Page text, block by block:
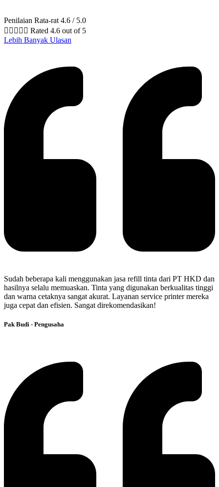
Penilaian Rata-rat 4.6 / 5.0
     Rated 4.6 out of 5
Lebih Banyak Ulasan
Sudah beberapa kali menggunakan jasa refill tinta dari PT HKD dan
hasilnya selalu memuaskan. Tinta yang digunakan berkualitas tinggi
dan warna cetaknya sangat akurat. Layanan service printer mereka
juga cepat dan efisien. Sangat direkomendasikan!
Pak Budi - Pengusaha